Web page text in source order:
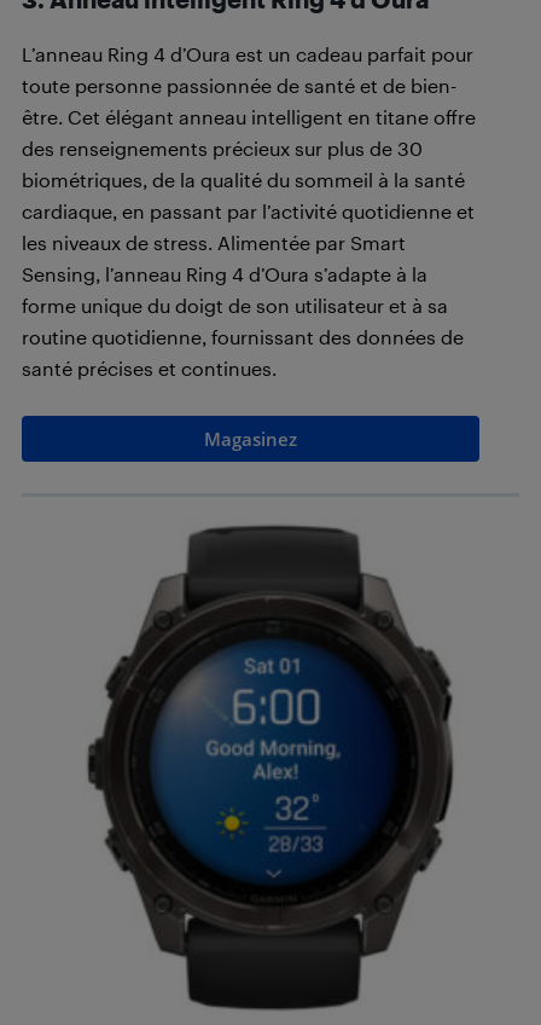
L’anneau Ring 4 d’Oura est un cadeau parfait pour
toute personne passionnée de santé et de bien-
être. Cet élégant anneau intelligent en titane offre
des renseignements précieux sur plus de 30
biométriques, de la qualité du sommeil à la santé
cardiaque, en passant par l’activité quotidienne et
les niveaux de stress. Alimentée par Smart
Sensing, l’anneau Ring 4 d’Oura s’adapte à la
forme unique du doigt de son utilisateur et à sa
routine quotidienne, fournissant des données de
santé précises et continues.
Magasinez